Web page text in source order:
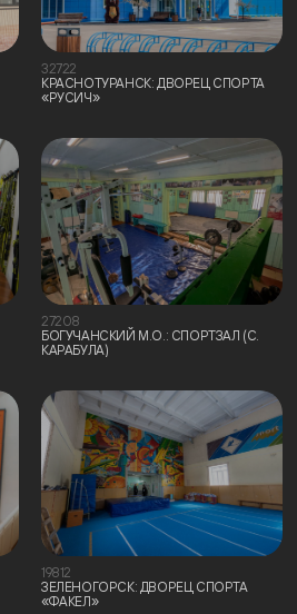
32722
КРАСНОТУРАНСК: ДВОРЕЦ СПОРТА
«РУСИЧ»
27208
БОГУЧАНСКИЙ М.О.: СПОРТЗАЛ (С.
КАРАБУЛА)
19812
ЗЕЛЕНОГОРСК: ДВОРЕЦ СПОРТА
«ФАКЕЛ»